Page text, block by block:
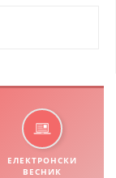
ЕЛЕКТРОНСКИ
ВЕСНИК